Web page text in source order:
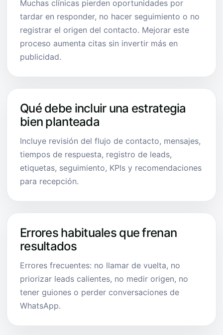
Muchas clínicas pierden oportunidades por
tardar en responder, no hacer seguimiento o no
registrar el origen del contacto. Mejorar este
proceso aumenta citas sin invertir más en
publicidad.
Qué debe incluir una estrategia
bien planteada
Incluye revisión del flujo de contacto, mensajes,
tiempos de respuesta, registro de leads,
etiquetas, seguimiento, KPIs y recomendaciones
para recepción.
Errores habituales que frenan
resultados
Errores frecuentes: no llamar de vuelta, no
priorizar leads calientes, no medir origen, no
tener guiones o perder conversaciones de
WhatsApp.